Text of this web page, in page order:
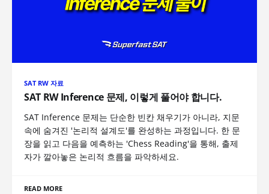
SAT RW 자료
SAT RW Inference 문제, 이렇게 풀어야 합니다.
SAT Inference 문제는 단순한 빈칸 채우기가 아니라, 지문
속에 숨겨진 '논리적 설계도'를 완성하는 과정입니다. 한 문
장을 읽고 다음을 예측하는 'Chess Reading'을 통해, 출제
자가 깔아놓은 논리적 흐름을 파악하세요.
READ MORE